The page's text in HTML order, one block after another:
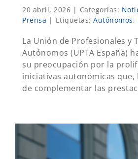
20 abril, 2026 | Categorías:
Prensa | Etiquetas: Autónomos,
La Unión de Profesionales y
Autónomos (UPTA España)
su preocupación por la
iniciativas autonómicas que,
de complementar las